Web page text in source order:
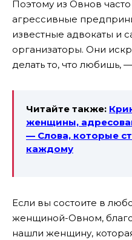
Поэтому из Овнов
агрессивные
известные адвокаты и
организаторы. Они
делать то, что любишь,
Читайте также:
женщины,
— Слова, которые
каждому
Если вы состоите в
женщиной-Овном,
нашли женщину,